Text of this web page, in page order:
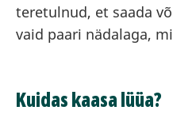
teretulnud, et saada
vaid paari nädalaga,
Kuidas kaasa lüüa?